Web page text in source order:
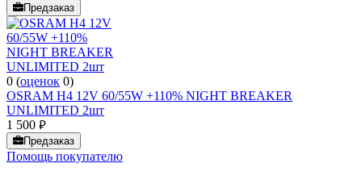
Предзаказ
0 (оценок 0)
OSRAM H4 12V 60/55W +110% NIGHT BREAKER
UNLIMITED 2шт
1 500 руб.
Предзаказ
Помощь покупателю